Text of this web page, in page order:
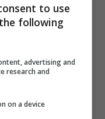
i
primi
dopo.
di
settimana, e di
to use
following
advertising and
research and
on a device